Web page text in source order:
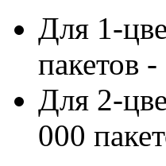
Для 1-
пакетов
Для 2-
000